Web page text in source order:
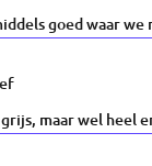
goed waar we
maar wel heel